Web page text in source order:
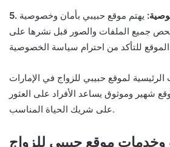
يهتم موقع حبيبي بأمان وخصوصية
جميع الملفات والصور قبل نشرها على
لموقع حبيبي للزواج في الإمارات
شهير وموثوق يساعد الأفراد على العثور
على شريك الحياة المناسب.
موقع حبيبي للزواج